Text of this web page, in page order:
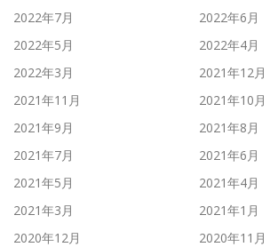
2022年7月
2022年6月
2022年5月
2022年4月
2022年3月
2021年12月
2021年11月
2021年10月
2021年9月
2021年8月
2021年7月
2021年6月
2021年5月
2021年4月
2021年3月
2021年1月
2020年12月
2020年11月